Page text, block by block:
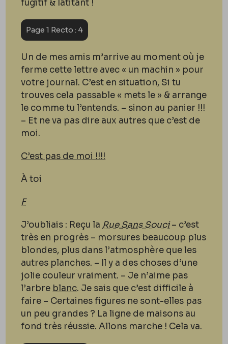
fugitif & latitant !
Page 1 Recto : 4
Un de mes amis m’arrive au moment où je
ferme cette lettre avec « un machin » pour
votre journal. C’est en situation, Si tu
trouves cela passable « mets le » & arrange
le comme tu l’entends. – sinon au panier !!!
– Et ne va pas dire aux autres que c’est de
moi.
C’est pas de moi !!!!
À toi
F
J’oubliais : Reçu la Rue Sans Souci– c’est
très en progrès – morsures beaucoup plus
blondes, plus dans l’atmosphère que les
autres planches. – Il y a des choses d’une
jolie couleur vraiment. – Je n’aime pas
l’arbre blanc. Je sais que c’est difficile à
faire – Certaines figures ne sont-elles pas
un peu grandes ? La ligne de maisons au
fond très réussie. Allons marche ! Cela va.